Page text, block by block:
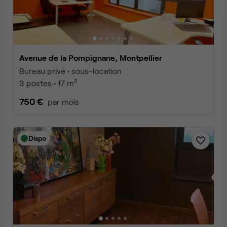
Avenue de la Pompignane, Montpellier
Bureau privé • sous-location
3 postes • 17 m2
750 € par mois
Dispo